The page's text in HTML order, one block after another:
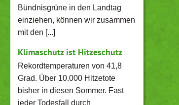
Bündnisgrüne in den Landtag
einziehen, können wir zusammen
mit den [...]
Klimaschutz ist Hitzeschutz
Rekordtemperaturen von 41,8
Grad. Über 10.000 Hitzetote
bisher in diesen Sommer. Fast
jeder Todesfall durch